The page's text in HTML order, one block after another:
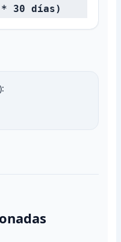
30 días)